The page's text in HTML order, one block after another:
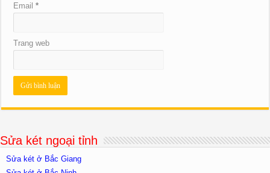
Email*
Trang web
Sửa két ngoại tỉnh
Sửa két ở Bắc Giang